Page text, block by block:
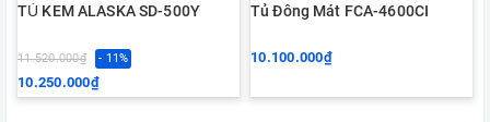
TỦ KEM ALASKA SD-500Y
11.520.000₫ - 11%
10.250.000₫
Tủ Đông Mát FCA-4600CI
10.100.000₫